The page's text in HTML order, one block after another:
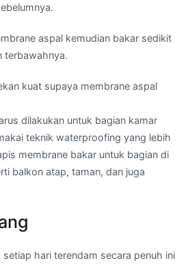
aspal kemudian bakar sedikit
terbawahnya.
kuat supaya membrane aspal
dilakukan untuk bagian kamar
teknik waterproofing yang lebih
membrane bakar untuk bagian di
balkon atap, taman, dan juga
hari terendam secara penuh ini